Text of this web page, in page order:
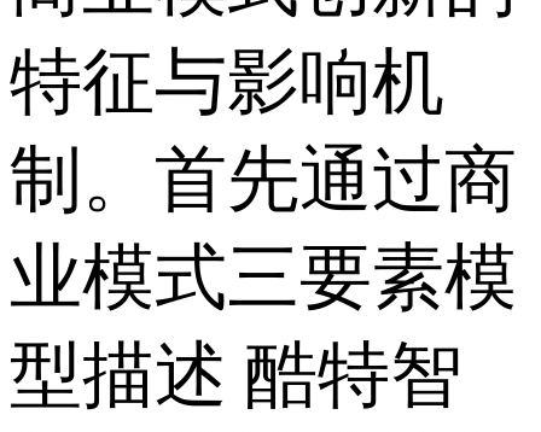
特征与影响机
制。首先通过商
业模式三要素模
型描述 酷特智